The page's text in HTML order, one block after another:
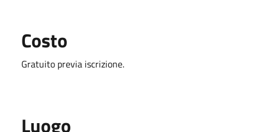
Costo
Gratuito previa iscrizione.
Luogo